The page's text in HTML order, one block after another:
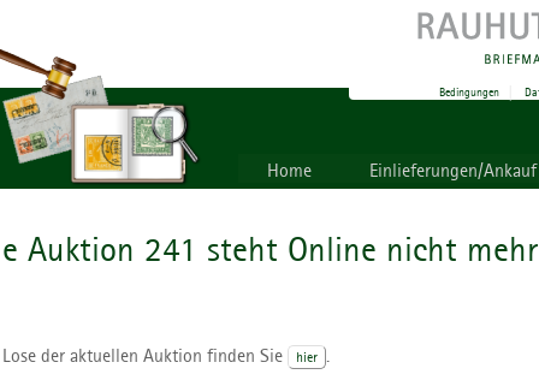
Bedingungen|
Home Einlieferungen/Ankauf
Auktion 241 steht Online nicht
der aktuellen Auktion finden Sie hier